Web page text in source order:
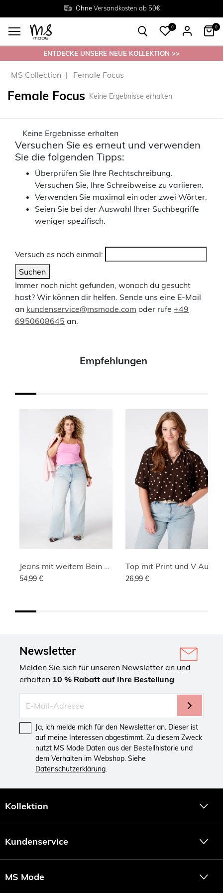
OhneVersandkosten ab 50€
Grösse38 - 54
Rückgabe innerhalb 30 Tagen
0 0
ENTDECKE UNSERE NEUE KOLLEKTION >>
MS Collection Female Focus
Female Focus Keine Ergebnisse erhalten
Keine Ergebnisse erhalten
Versuchen Sie es erneut und verwenden
Sie die folgenden Tipps:
Überprüfen Sie Ihre Rechtschreibung.
Versuchen Sie, Ihre Schreibweise zu variieren.
Verwenden Sie maximal ein oder zwei Wörter.
Seien Sie bei der Auswahl Ihrer Suchbegriffe
weniger spezifisch.
Versuch es noch einmal:
Suchen
Immer noch nicht gefunden, wonach du gesucht
hast? Wir können dir helfen. Sende uns eine E-Mail
an kundenservice@msmode.com oder rufe +49
6950608645 an.
Empfehlungen
54,99 € 26,99 €
Newsletter
Melden Sie sich für unseren Newsletter an und
erhalten 10 % Rabatt auf Ihre Bestellung
Ja, ich melde mich für den Newsletter an. Dieser ist
auf meine Interessen abgestimmt. Zu diesem Zweck
nutzt MS Mode Daten aus der Bestellhistorie und
dem Verhalten im Webshop. Siehe
Datenschutzerklärung
Kollektion
Kundenservice
MS Mode